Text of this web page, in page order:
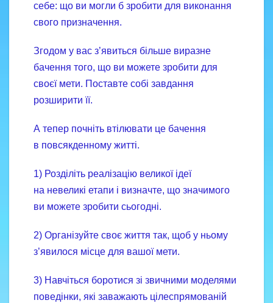
себе: що ви могли б зробити для виконання
свого призначення.
Згодом у вас з’явиться більше виразне
бачення того, що ви можете зробити для
своєї мети. Поставте собі завдання
розширити її.
А тепер почніть втілювати це бачення
в повсякденному житті.
1) Розділіть реалізацію великої ідеї
на невеликі етапи і визначте, що значимого
ви можете зробити сьогодні.
2) Організуйте своє життя так, щоб у ньому
з’явилося місце для вашої мети.
3) Навчіться боротися зі звичними моделями
поведінки, які заважають цілеспрямованій